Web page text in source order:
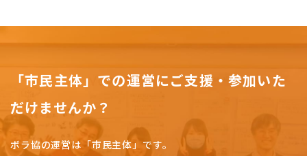
「市民主体」での運営にご支援・参加いた
だけませんか？
ボラ協の運営は「市民主体」です。